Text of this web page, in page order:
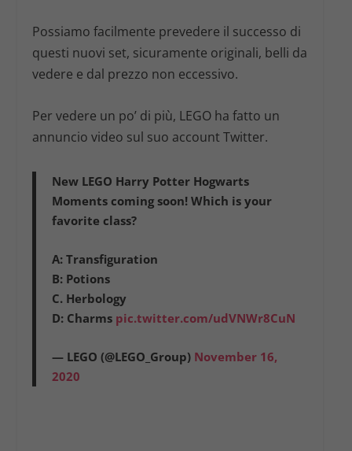
Possiamo facilmente prevedere il successo di
questi nuovi set, sicuramente originali, belli da
vedere e dal prezzo non eccessivo.
Per vedere un po’ di più, LEGO ha fatto un
annuncio video sul suo account Twitter.
New LEGO Harry Potter Hogwarts
Moments coming soon! Which is your
favorite class?
A: Transfiguration
B: Potions
C. Herbology
D: Charms pic.twitter.com/udVNWr8CuN
— LEGO (@LEGO_Group) November 16,
2020